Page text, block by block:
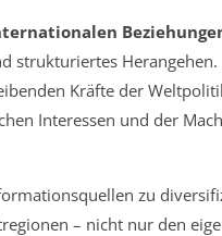
strukturiertes
Kräfte der
Interessen und der
zu
– nicht nur den